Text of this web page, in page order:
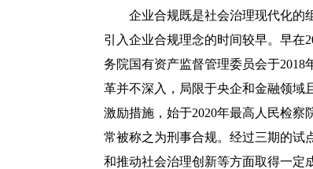
企业合规既是社会治理现代化的组
引入企业合规理念的时间较早。早在
务院国有资产监督管理委员会于
革并不深入，局限于央企和金融领域
激励措施，始于2020年最高人民检
常被称之为刑事合规。经过三期的试
和推动社会治理创新等方面取得一定